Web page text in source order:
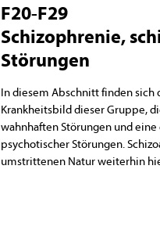
F20-F29
Schizophrenie,
Störungen
In diesem Abschnitt finden sich
Krankheitsbild dieser Gruppe,
wahnhaften Störungen und
psychotischer Störungen.
umstrittenen Natur weiterhin